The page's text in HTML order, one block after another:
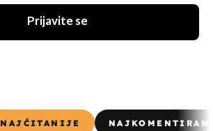
Prijavite se
NAJČITANIJE